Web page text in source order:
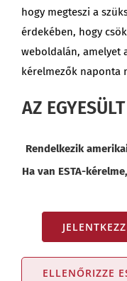
hogy megteszi a
érdekében, hogy
weboldalán, amelyet
kérelmezők naponta
AZ
Rendelkezik
Ha van ESTA-
ELLENŐRIZZE